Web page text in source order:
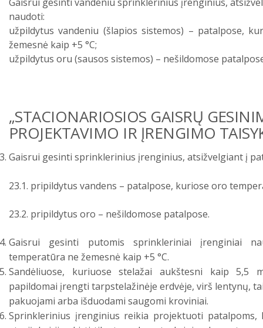
naudoti:
užpildytus vandeniu (šlapios sistemos) – patalpose,
žemesnė kaip +5 °C;
užpildytus oru (sausos sistemos) – nešildomose
„STACIONARIOSIOS GAISRŲ
PROJEKTAVIMO IR ĮRENGIMO
Gaisrui gesinti sprinklerinius įrenginius, atsižvelgiant į
23.1. pripildytus vandens – patalpose, kuriose oro
23.2. pripildytus oro – nešildomose patalpose.
Gaisrui gesinti putomis sprinkleriniai įrenginiai
temperatūra ne žemesnė kaip +5 °C.
Sandėliuose, kuriuose stelažai aukštesni kaip 5,5
papildomai įrengti tarpstelažinėje erdvėje, virš lentynų,
pakuojami arba išduodami saugomi kroviniai.
Sprinklerinius įrenginius reikia projektuoti